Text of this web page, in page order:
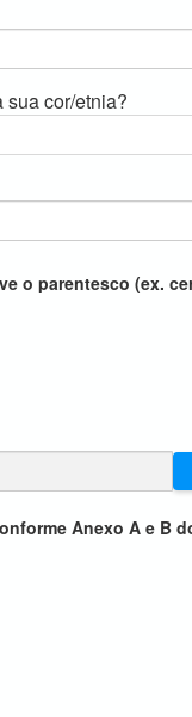
sua cor/etnia?
o parentesco (ex.
Anexo A e B